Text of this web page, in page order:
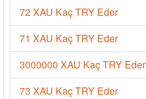
72 XAU Kaç TRY Eder
71 XAU Kaç TRY Eder
3000000 XAU Kaç TRY Eder
73 XAU Kaç TRY Eder